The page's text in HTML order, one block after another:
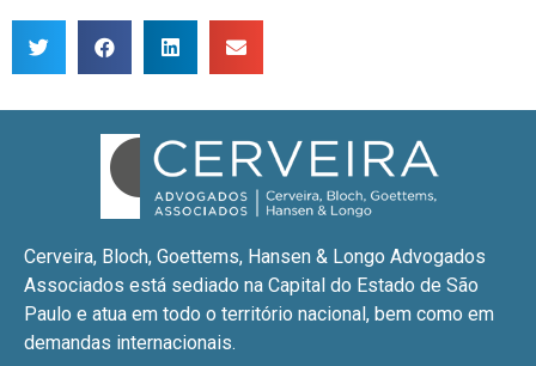
Cerveira, Bloch, Goettems, Hansen & Longo Advogados
Associados está sediado na Capital do Estado de São
Paulo e atua em todo o território nacional, bem como em
demandas internacionais.